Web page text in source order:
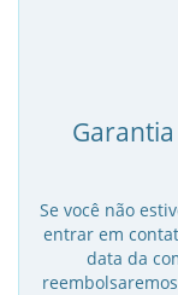
Se você não
entrar em
data da